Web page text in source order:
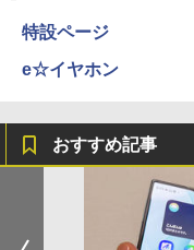
特設ページ
e☆イヤホン
おすすめ記事